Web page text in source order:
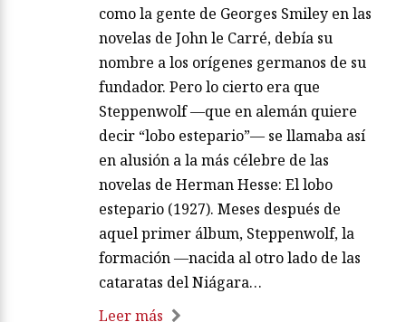
como la gente de Georges Smiley en las
novelas de John le Carré, debía su
nombre a los orígenes germanos de su
fundador. Pero lo cierto era que
Steppenwolf —que en alemán quiere
decir “lobo estepario”— se llamaba así
en alusión a la más célebre de las
novelas de Herman Hesse: El lobo
estepario (1927). Meses después de
aquel primer álbum, Steppenwolf, la
formación —nacida al otro lado de las
cataratas del Niágara…
Leer más